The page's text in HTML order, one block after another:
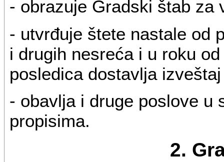
- obrazuje Gradski štab za
- utvrđuje štete nastale od
i drugih nesreća i u roku
posledica dostavlja
- obavlja i druge poslove u
propisima.
2.